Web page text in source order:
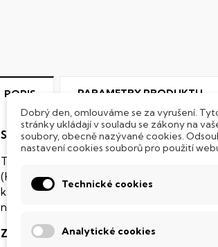
POPIS PARAMETRY PRODUKTU
SSD Disk
Tento notebook je vybaven
(Solid
(Hard Disk Drive) disků nedisponuje
k mechanickému poškození. Díky použití
nabízí mnohem
Zábavný a funkční IdeaPad
Dobrý den, omlouváme se za vyrušení.
stránky ukládají v souladu se zákony na
soubory, obecně nazývané cookies.
nastavení cookies souborů pro použití
Technické cookies
Analytické cookies